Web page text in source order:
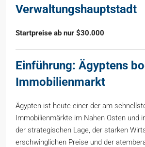
Verwaltungshauptstadt
Startpreise ab nur $30.000
Einführung: Ägyptens
Immobilienmarkt
Ägypten ist heute einer der am
Immobilienmärkte im Nahen Osten und
der strategischen Lage, der starken
erschwinglichen Preise und der